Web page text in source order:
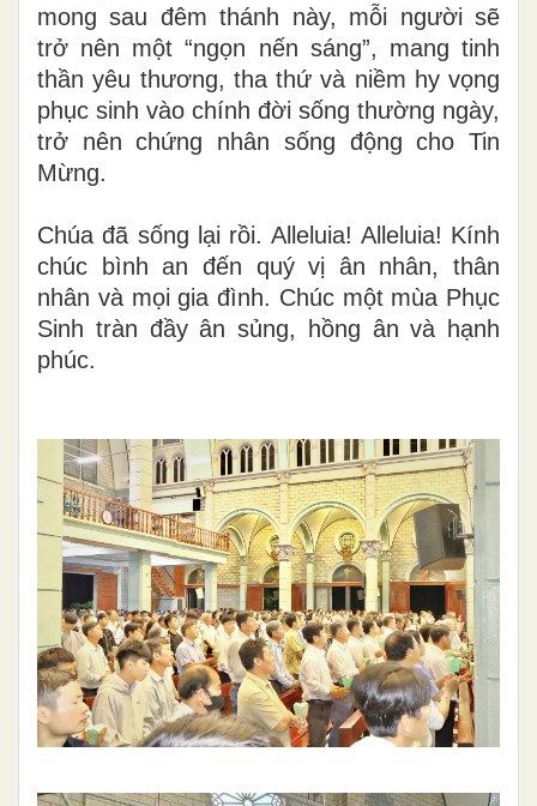
mong sau đêm thánh này, mỗi người sẽ
trở nên một “ngọn nến sáng”, mang tinh
thần yêu thương, tha thứ và niềm hy vọng
phục sinh vào chính đời sống thường ngày,
trở nên chứng nhân sống động cho Tin
Mừng.
Chúa đã sống lại rồi. Alleluia! Alleluia! Kính
chúc bình an đến quý vị ân nhân, thân
nhân và mọi gia đình. Chúc một mùa Phục
Sinh tràn đầy ân sủng, hồng ân và hạnh
phúc.